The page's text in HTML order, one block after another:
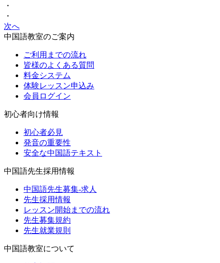
・
・
次へ
中国語教室のご案内
ご利用までの流れ
皆様のよくある質問
料金システム
体験レッスン申込み
会員ログイン
初心者向け情報
初心者必見
発音の重要性
安全な中国語テキスト
中国語先生採用情報
中国語先生募集-求人
先生採用情報
レッスン開始までの流れ
先生募集規約
先生就業規則
中国語教室について